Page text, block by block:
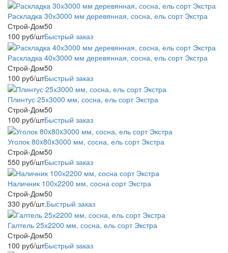
Раскладка 30х3000 мм деревянная, сосна, ель сорт Экстра
Строй-Дом50
100 руб/штБыстрый заказ
Раскладка 40х3000 мм деревянная, сосна, ель сорт Экстра
Строй-Дом50
100 руб/штБыстрый заказ
Плинтус 25х3000 мм, сосна, ель сорт Экстра
Строй-Дом50
100 руб/штБыстрый заказ
Уголок 80x80x3000 мм, сосна, ель сорт Экстра
Строй-Дом50
550 руб/штБыстрый заказ
Наличник 100х2200 мм, сосна сорт Экстра
Строй-Дом50
330 руб/шт.Быстрый заказ
Галтель 25х2200 мм, сосна, ель сорт Экстра
Строй-Дом50
100 руб/штБыстрый заказ